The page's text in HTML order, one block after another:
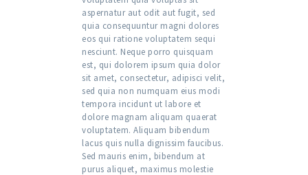
aspernatur aut odit aut fugit, sed
quia consequuntur magni dolores
eos qui ratione voluptatem sequi
nesciunt. Neque porro quisquam
est, qui dolorem ipsum quia dolor
sit amet, consectetur, adipisci velit,
sed quia non numquam eius modi
tempora incidunt ut labore et
dolore magnam aliquam quaerat
voluptatem. Aliquam bibendum
lacus quis nulla dignissim faucibus.
Sed mauris enim, bibendum at
purus aliquet, maximus molestie